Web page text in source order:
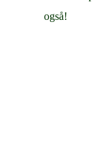
også!